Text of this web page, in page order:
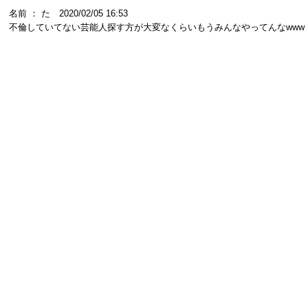
名前 ： た 2020/02/05 16:53
不倫していてない芸能人探す方が大変なくらいもうみんなやってんなwww